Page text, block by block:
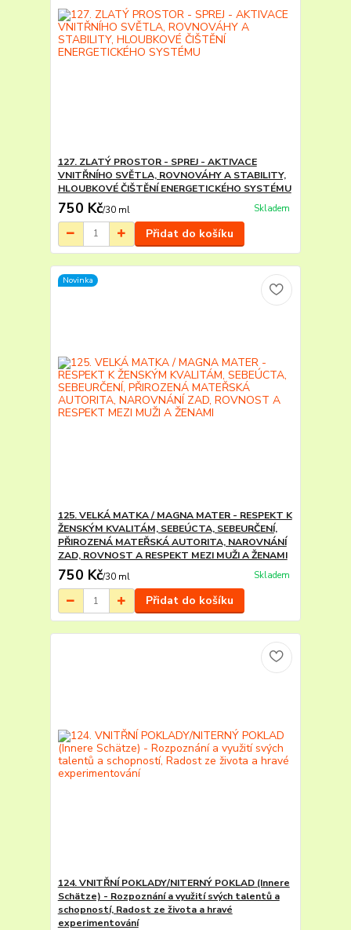
127. ZLATÝ PROSTOR - SPREJ - AKTIVACE
VNITŘNÍHO SVĚTLA, ROVNOVÁHY A STABILITY,
HLOUBKOVÉ ČIŠTĚNÍ ENERGETICKÉHO SYSTÉMU
750 Kč/30 ml Skladem
Přidat do košíku
Novinka
125. VELKÁ MATKA / MAGNA MATER - RESPEKT K
ŽENSKÝM KVALITÁM, SEBEÚCTA, SEBEURČENÍ,
PŘIROZENÁ MATEŘSKÁ AUTORITA, NAROVNÁNÍ
ZAD, ROVNOST A RESPEKT MEZI MUŽI A ŽENAMI
750 Kč/30 ml Skladem
Přidat do košíku
124. VNITŘNÍ POKLADY/NITERNÝ POKLAD (Innere
Schätze) - Rozpoznání a využití svých talentů a
schopností, Radost ze života a hravé
experimentování